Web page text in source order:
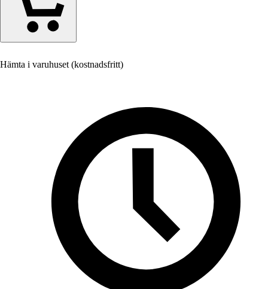
Hämta i varuhuset (kostnadsfritt)